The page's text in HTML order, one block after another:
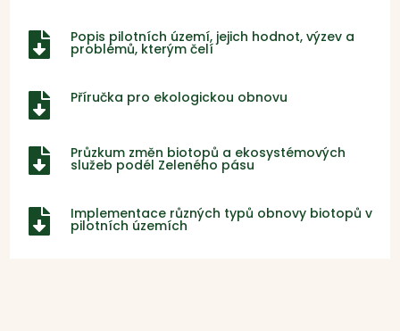
 Popis pilotních území, jejich hodnot, výzev a
problémů, kterým čelí
 Příručka pro ekologickou obnovu
 Průzkum změn biotopů a ekosystémových
služeb podél Zeleného pásu
 Implementace různých typů obnovy biotopů v
pilotních územích